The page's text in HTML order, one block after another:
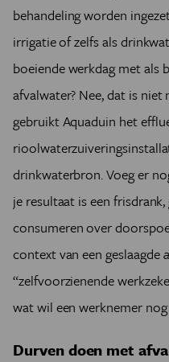
behandeling worden
irrigatie of zelfs als
boeiende werkdag met als
afvalwater? Nee, dat is niet
gebruikt Aquaduin het
drinkwaterbron. Voeg er
je resultaat is een
consumeren over
context van een geslaagde
“zelfvoorzienende
wat wil een werknemer nog
Durven doen met